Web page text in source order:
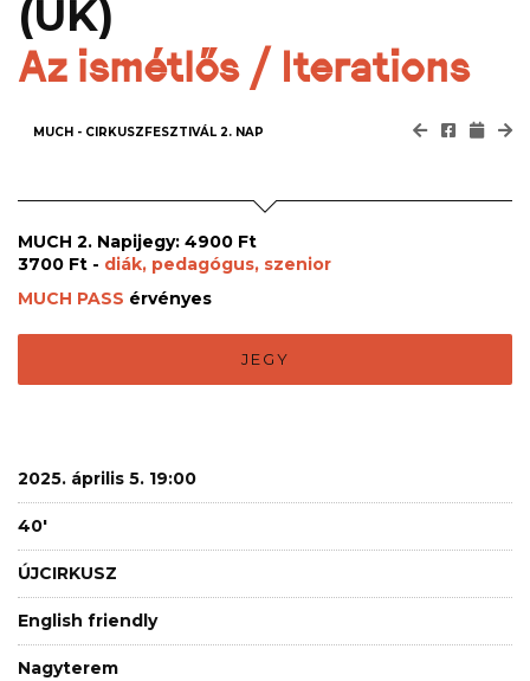
(UK)
Az ismétlős / Iterations
MUCH - CIRKUSZFESZTIVÁL 2. NAP
MUCH 2. Napijegy: 4900 Ft
3700 Ft - diák, pedagógus, szenior
MUCH PASS érvényes
JEGY
2025. április 5. 19:00
40'
ÚJCIRKUSZ
English friendly
Nagyterem